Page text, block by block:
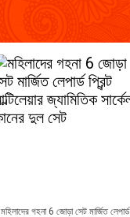
মহিলাদের গহনা 6 জোড়া সেট মার্জিত লেপার্ড